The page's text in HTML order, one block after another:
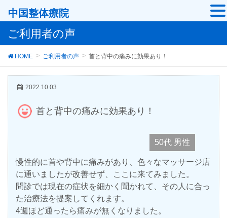
ご利用者の声
HOME ご利用者の声 首と背中の痛みに効果あり！
2022.10.03
首と背中の痛みに効果あり！
50代 男性
慢性的に首や背中に痛みがあり、色々なマッサージ店
に通いましたが改善せず、ここに来てみました。
問診では現在の症状を細かく聞かれて、その人に合っ
た治療法を提案してくれます。
4週ほど通ったら痛みが無くなりました。
中国整体療院